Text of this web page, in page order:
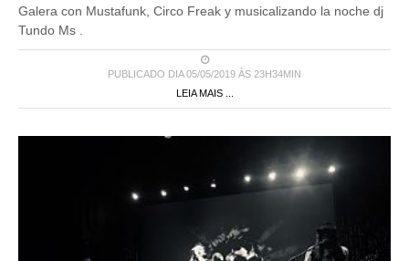
Galera con Mustafunk, Circo Freak y musicalizando la noche dj
Tundo Ms .
PUBLICADO DIA 05/05/2019 ÀS 23H34MIN
LEIA MAIS ...